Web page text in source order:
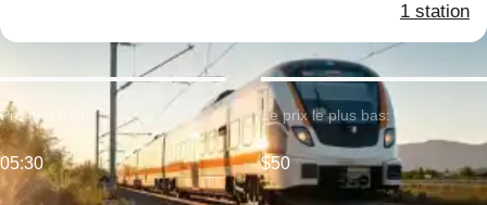
1 station
Premier train:
05:30
Le prix le plus bas:
$50